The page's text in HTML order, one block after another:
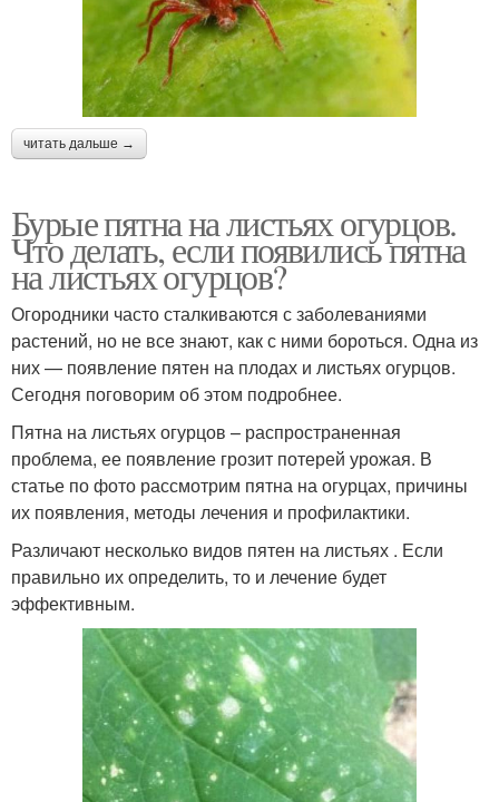
читать дальше →
Бурые пятна на листьях огурцов.
Что делать, если появились пятна
на листьях огурцов?
Огородники часто сталкиваются с заболеваниями
растений, но не все знают, как с ними бороться. Одна из
них — появление пятен на плодах и листьях огурцов.
Сегодня поговорим об этом подробнее.
Пятна на листьях огурцов – распространенная
проблема, ее появление грозит потерей урожая. В
статье по фото рассмотрим пятна на огурцах, причины
их появления, методы лечения и профилактики.
Различают несколько видов пятен на листьях . Если
правильно их определить, то и лечение будет
эффективным.